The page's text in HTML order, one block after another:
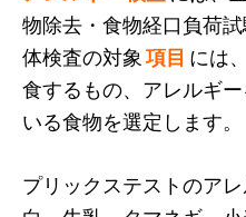
物除去・食物経口負荷
体検査の対象項目 には
食するもの、アレルギ
いる食物を選定します。
プリックステストのア